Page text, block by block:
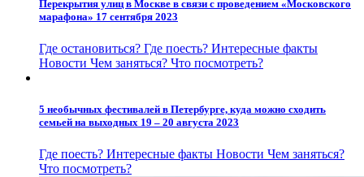
Перекрытия улиц в Москве в связи с проведением «Московского
марафона» 17 сентября 2023
Где остановиться? Где поесть? Интересные факты
Новости Чем заняться? Что посмотреть?
5 необычных фестивалей в Петербурге, куда можно сходить
семьей на выходных 19 – 20 августа 2023
Где поесть? Интересные факты Новости Чем заняться?
Что посмотреть?